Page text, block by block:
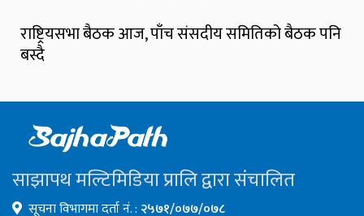
राष्ट्रियसभा बैठक आज, पाँच संसदीय समितिको बैठक पनि
बस्दै
साझापथ मल्टिमिडिया प्रालि द्वारा संचालित
सूचना विभागमा दर्ता नं. : २५७१/०७७/०७८